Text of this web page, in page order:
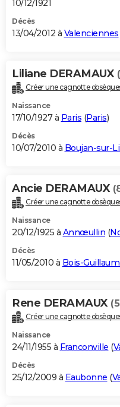
10/12/1921
Décès
13/04/2012 à Valenciennes
Liliane DERAMAUX
Créer une cagnotte
Naissance
17/10/1927 à Paris (Paris)
Décès
10/07/2010 à Boujan-sur-
Ancie DERAMAUX
Créer une cagnotte
Naissance
20/12/1925 à Annœullin (
Décès
11/05/2010 à Bois-
Rene DERAMAUX
Créer une cagnotte
Naissance
24/11/1955 à Franconville (
Décès
25/12/2009 à Eaubonne (